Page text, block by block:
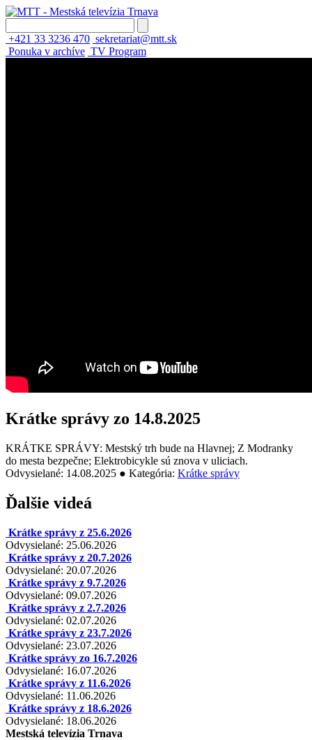
+421 33 3236 470 sekretariat@mtt.sk
Ponuka v archíve TV Program
Krátke správy zo 14.8.2025
KRÁTKE SPRÁVY: Mestský trh bude na Hlavnej; Z Modranky
do mesta bezpečne; Elektrobicykle sú znova v uliciach.
Odvysielané: 14.08.2025 ● Kategória: Krátke správy
Ďalšie videá
Krátke správy z 25.6.2026
Odvysielané: 25.06.2026
Krátke správy z 20.7.2026
Odvysielané: 20.07.2026
Krátke správy z 9.7.2026
Odvysielané: 09.07.2026
Krátke správy z 2.7.2026
Odvysielané: 02.07.2026
Krátke správy z 23.7.2026
Odvysielané: 23.07.2026
Krátke správy zo 16.7.2026
Odvysielané: 16.07.2026
Krátke správy z 11.6.2026
Odvysielané: 11.06.2026
Krátke správy z 18.6.2026
Odvysielané: 18.06.2026
Mestská televízia Trnava